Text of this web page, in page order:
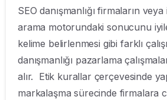
SEO danışmanlığı firmaların
arama motorundaki sonucunu
kelime belirlenmesi gibi farklı
danışmanlığı pazarlama
alır. Etik kurallar çerçevesinde
markalaşma sürecinde firmalara